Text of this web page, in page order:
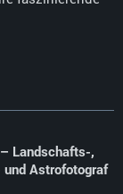
Landschafts-,
Astrofotograf